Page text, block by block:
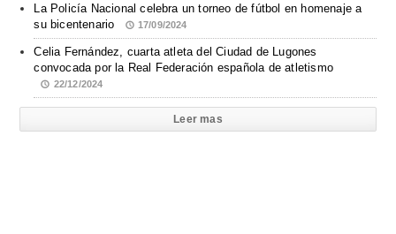
La Policía Nacional celebra un torneo de fútbol en homenaje a
su bicentenario
17/09/2024
Celia Fernández, cuarta atleta del Ciudad de Lugones
convocada por la Real Federación española de atletismo
22/12/2024
Leer mas